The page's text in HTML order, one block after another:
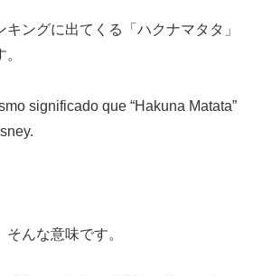
ングに出てくる「ハクナマタタ」
significado que “Hakuna Matata”
んな意味です。